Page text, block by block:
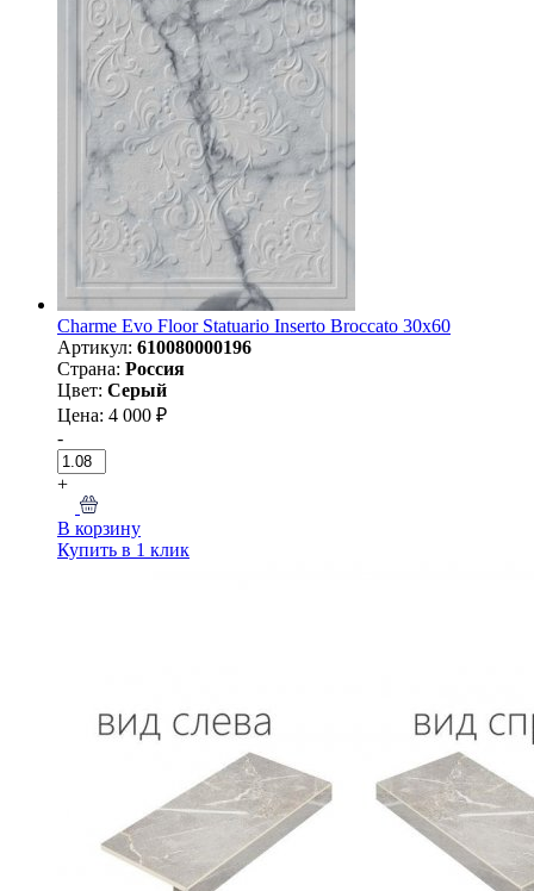
Charme Evo Floor Statuario Inserto Broccato 30х60
Артикул: 610080000196
Страна: Россия
Цвет: Серый
Цена: 4 000 ₽
-
+
В корзину
Купить в 1 клик